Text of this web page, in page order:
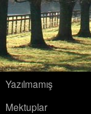
Yazılmamış
Mektuplar